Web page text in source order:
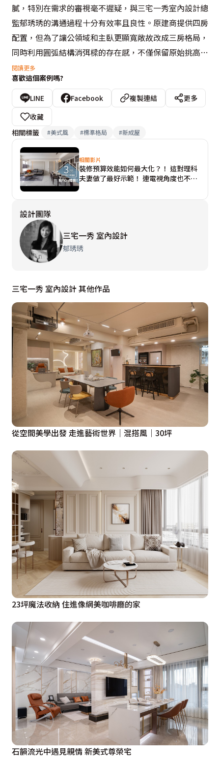
膩，特別在需求的審視毫不遲疑，與三宅一秀室內設計總
監郁琇琇的溝通過程十分有效率且良性。原建商提供四房
配置，但為了讓公領域和主臥更顯寬敞故改成三房格局，
同時利用圓弧結構消弭樑的存在感，不僅保留原始挑高的
屋高，還襯托開闊通透的空間感。
色彩計畫方面，考量男、女主人平時工作壓力大，期盼回
到家即沉浸愜意舒心的放鬆氛圍，因此把整體風格展演定
調別具現代感的新美式，精煉出既明亮溫暖又別緻低奢的
灰、黑、白與藤色，像是略帶輕奢質感的拋光石英磚地
坪，一路從玄關鋪展至起居中心，由不同顏色界定專屬機
能場域。
電視主牆取材精簡的線條紋理薄石板，對花處理後呈現獨
樹一幟的V字圖騰；同側立面還有書房門片，設計總監郁
琇琇悉心援引美曲板佐灰鏡修飾的對稱造型將其隱匿，與
電視牆彼此相輔相成，彰顯豪奢氣派；機櫃則採用大理石
檯面，遂整面牆看上去黑、白、灰色系一氣呵成，獨具風
異材質，輔以燈光照明展現精緻度，也在在反映縝密的預
算掌握思路。餐廚部分，設置美式經典的茶鏡、茶玻格子
門，以及矮櫃、上吊櫃組合而成的餐櫃；廚房背牆原規劃
石材或薄石板，顧慮成本和清潔維護的便利性後改為清透
的烤漆玻璃，表述簡練、俐落的機能美學。無獨有偶，選
擇板岩檯面的大餐桌取代中島吧檯，巧借其純白石材肌
理，演繹視覺放大效果。
細窺私領域，最教人備感驚豔的仍莫過於附設獨立床位之
書房，由於男主人的工作型態需值班，考量晚歸可能打擾
到另一半的作息，故擘劃專屬睡眠區。與此同時，男主人
希望藉由躺著看電視釋放壓力，遂量身打造傾斜18角高
懸的電視，貼心舉動一覺好眠。另外，主臥和孝親房亦完
美熨貼使用者需求，譬如前者在衣櫃精心刻鑿空間，展示
女主人鍾愛的琵琶，也於床頭預留未來嬰兒床位置；後者
則提供長輩城市間往來奔波暫歇的舒心地。綜觀一切，果
敢取捨「需要」與「想要」的日常元素，脈絡清晰地把每
一筆預算花在刀口上，築砌高質感現代寓所。
閱讀更多
喜歡這個案例嗎?
LINE Facebook 複製連結
更多
收藏
相關標籤
#美式風 #標準格局 #新成屋
相關影片
裝修預算效能如何最大化？！ 這對理科
夫妻做了最好示範！ 連電視角度也不放
設計團隊
三宅一秀 室內設計
郁琇琇
三宅一秀 室內設計 其他作品
從空間美學出發 走進藝術世界｜混搭風｜30坪
23坪魔法收納 住進像網美咖啡廳的家
石韻流光中遇見親情 新美式尊榮宅